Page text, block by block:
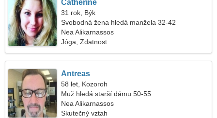
Catherine
31 rok, Býk
Svobodná žena hledá manžela 32-42
Nea Alikarnassos
Jóga, Zdatnost
Antreas
58 let, Kozoroh
Muž hledá starší dámu 50-55
Nea Alikarnassos
Skutečný vztah